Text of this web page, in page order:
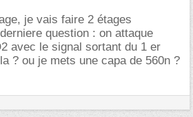
je vais faire 2 étages
question : on attaque
avec le signal sortant du 1 er
? ou je mets une capa de 560n ?